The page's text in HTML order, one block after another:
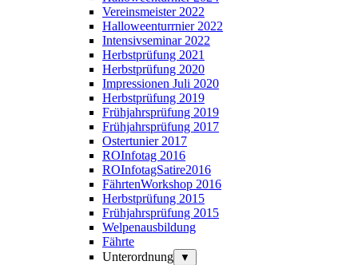
Vereinsmeister 2022
Halloweenturrnier 2022
Intensivseminar 2022
Herbstprüfung 2021
Herbstprüfung 2020
Impressionen Juli 2020
Herbstprüfung 2019
Frühjahrsprüfung 2019
Frühjahrsprüfung 2017
Ostertunier 2017
ROInfotag 2016
ROInfotagSatire2016
FährtenWorkshop 2016
Herbstprüfung 2015
Frühjahrsprüfung 2015
Welpenausbildung
Fährte
Unterordnung
▼